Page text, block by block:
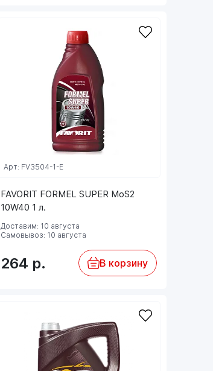
FAVORIT FORMEL SUPER MoS2
10W40 1 л.
Арт: FV3504-1-E
Доставим: 10 августа
Самовывоз: 10 августа
264 р. В корзину